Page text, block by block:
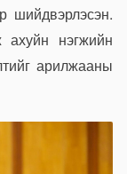
шийдвэрлэсэн.
нэгжийн
арилжааны